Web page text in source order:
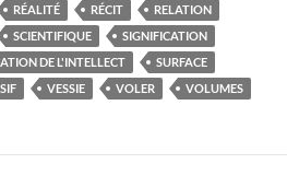
RÉALITÉ RÉCIT
RELATION
SCIENTIFIQUE
SIGNIFICATION
DE L'INTELLECT
SURFACE
VESSIE VOLER VOLUMES